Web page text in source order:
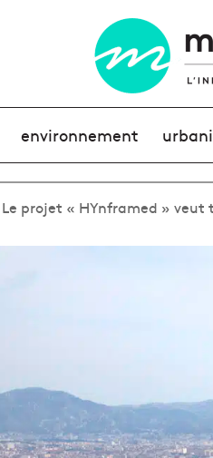
environnement
Le projet « HYnframed » veut